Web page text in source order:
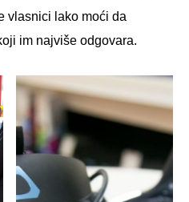
vlasnici lako moći da
im najviše odgovara.